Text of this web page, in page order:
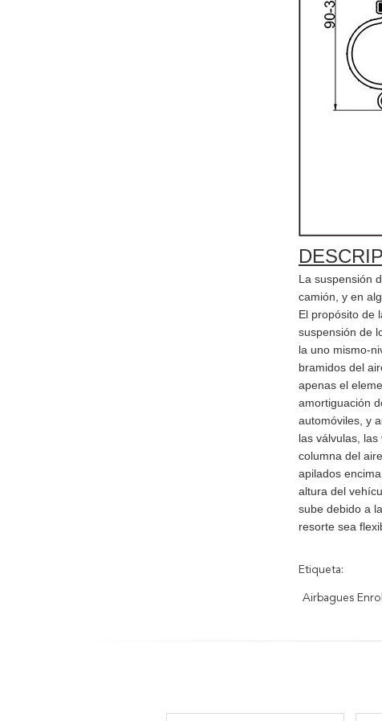
La suspensión
camión, y en
El propósito de
suspensión de
la uno mismo-
bramidos del
apenas el
amortiguación
automóviles, y
las válvulas,
columna del
apilados
altura del
sube debido a
resorte sea
Etiqueta:
Airbagues